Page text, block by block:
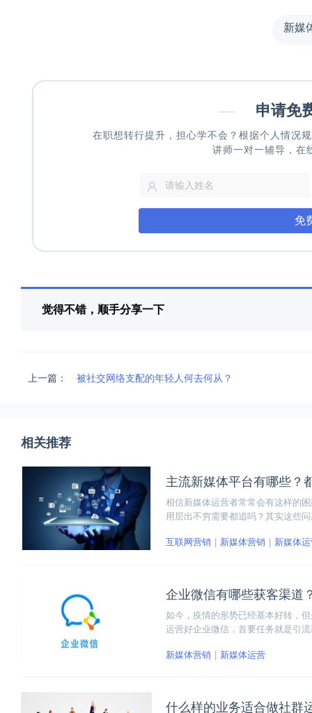
新媒
— 申请免
在职想转行提升，担心学不会？根据个人情况
讲师一对一辅导，在
免
觉得不错，顺手分享一下
上一篇： 被社交网络支配的年轻人何去何从？
相关推荐
主流新媒体平台有哪些？
相信新媒体运营者常常会有这样的
用层出不穷需要都追吗？其实这些
台分为六大种类，以便于给大家介
互联网营销 新媒体营销 新媒体
企业微信有哪些获客渠道
如今，疫情的形势已经基本好转，
运营好企业微信，首要任务就是引
新媒体营销
新媒体运营
什么样的业务适合做社群